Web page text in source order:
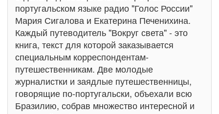
португальском языке радио "Голос России"
Мария Сигалова и Екатерина Печенихина.
Каждый путеводитель "Вокруг света" - это
книга, текст для которой заказывается
специальным корреспондентам-
путешественникам. Две молодые
журналистки и заядлые путешественницы,
говорящие по-португальски, объехали всю
Бразилию, собрав множество интересной и